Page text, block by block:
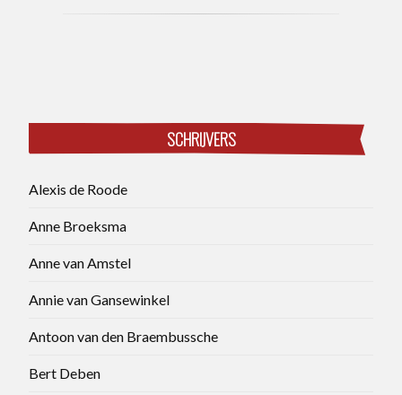
SCHRIJVERS
Alexis de Roode
Anne Broeksma
Anne van Amstel
Annie van Gansewinkel
Antoon van den Braembussche
Bert Deben